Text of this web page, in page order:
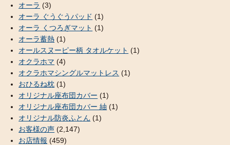
オーラ (3)
オーラ ぐうぐうパッド (1)
オーラ くつろぎマット (1)
オーラ蓄熱 (1)
オールスヌーピー柄 タオルケット (1)
オクラホマ (4)
オクラホマシングルマットレス (1)
おひるね枕 (1)
オリジナル座布団カバー (1)
オリジナル座布団カバー 紬 (1)
オリジナル防炎ふとん (1)
お客様の声 (2,147)
お店情報 (459)